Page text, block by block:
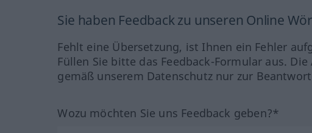
Sie haben Feedback zu unseren Online
Fehlt eine Übersetzung, ist Ihnen ein Fehler
Füllen Sie bitte das Feedback-Formular aus.
gemäß unserem Datenschutz nur zur
Wozu möchten Sie uns Feedback geben?*